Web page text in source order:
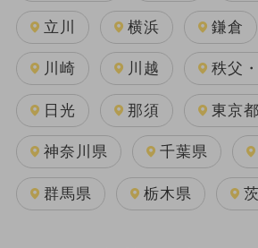
立川 横浜 鎌倉
川崎 川越 秩父
日光 那須 東京都
神奈川県 千葉県
群馬県 栃木県